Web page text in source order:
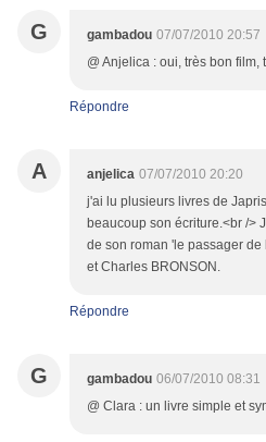
G gambadou 07/07/2010 20:57
@ Anjelica : oui, très bon
Répondre
A anjelica 07/07/2010 20:20
j'ai lu plusieurs livres de
beaucoup son écriture.<br />
de son roman 'le passager
et Charles BRONSON.
Répondre
G gambadou 06/07/2010 08:31
@ Clara : un livre simple et